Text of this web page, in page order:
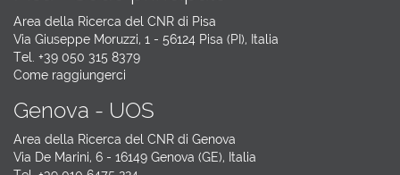
Area della Ricerca del CNR di Pisa
Via Giuseppe Moruzzi, 1 - 56124 Pisa (PI), Italia
Tel. +39 050 315 8379
Come raggiungerci
Genova - UOS
Area della Ricerca del CNR di Genova
Via De Marini, 6 - 16149 Genova (GE), Italia